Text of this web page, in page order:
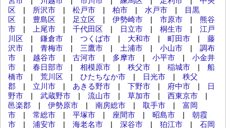
区 | 所沢市 | 松戸市 | 柏市 | 水戸市 |
目黒
区 | 豊島区 | 足立区 | 伊勢崎市 | 市原市 | 熊谷
市 | 上尾市 | 千代田区 | 日立市 | 桐生市 | 江戸
川区 | 鎌倉市 | つくば市 | 大和市 | 町田市 | 藤
沢市 | 青梅市 | 三鷹市 | 土浦市 | 小山市 | 調布
市 | 越谷市 | 古河市 | 多摩市 | 小平市 | 小金井
市 | 春日部市 | 相模原市 | 秩父市 | 稲城市 | 船
橋市 | 荒川区 | ひたちなか市 | 日光市 | 秩父
郡 | 立川市 | あきる野市 | 下野市 | 府中市 |
日
野市 | 武蔵野市 | 流山市 | 草加市 | 西東京市 |
邑楽郡 | 伊勢原市 | 南房総市 | 取手市 | 富岡
市 | 常総市 | 平塚市 | 座間市 | 昭島市 | 朝霞
市 | 浦安市 | 海老名市 | 深谷市 | 狛江市 | 石岡